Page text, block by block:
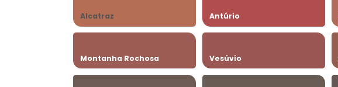
Alcatraz Antúrio
Montanha Rochosa Vesúvio